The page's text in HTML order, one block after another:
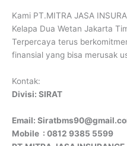
Kami PT.MITRA JASA
Kelapa Dua Wetan Jakarta
Terpercaya terus
finansial yang bisa merusak
Kontak:
Divisi: SIRAT
Email:
Mobile : 0812 9385 5599